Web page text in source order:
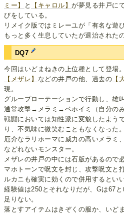
ミー】
と 【キャロル】が夢見る井戸に
びをしている。
リメイク版ではミレーユが「有名な遊
もっと多く生息していたが退治された
DQ7
今回はいどまねきの上位種として登場。
【メザレ】 などの井戸の他、過去の 【
現。
グループローテーションで行動し、
通常攻撃→メラミ→ベホイミ（自分のみ
戦闘においては知性派に変貌したよう
り、不気味に微笑むこともなくなった。
厄介なラリホーマに威力の高いメラミ
などれないモンスター。
メザレの井戸の中には石版があるので
マホトーンで呪文を封じ、攻撃呪文と
ルカニも確実に効くので併用するといい
経験値は250とそれなりだが、Gは67
足りない。
落とすアイテムはきぞくの服か、いど